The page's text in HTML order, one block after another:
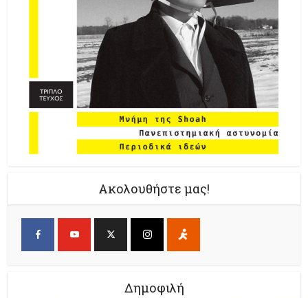
Ακολουθήστε μας!
Δημοφιλή